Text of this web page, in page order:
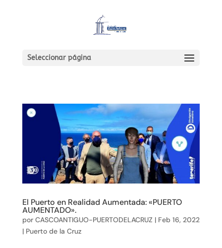
Seleccionar página
El Puerto en Realidad Aumentada: «PUERTO
AUMENTADO».
por CASCOANTIGUO-PUERTODELACRUZ | Feb 16, 2022
| Puerto de la Cruz